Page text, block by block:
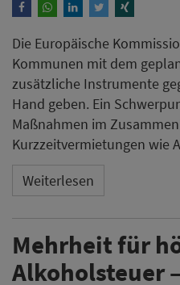
Die Europäische
Kommunen mit dem
zusätzliche Instrumente
Hand geben. Ein
Maßnahmen im
Kurzzeitvermietungen wie
Weiterlesen
Mehrheit für
Alkoholsteuer